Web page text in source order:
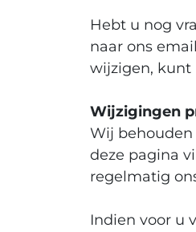
Hebt u nog
naar ons
wijzigen, kunt
Wijzigingen
Wij behouden
deze pagina
regelmatig
Indien voor u